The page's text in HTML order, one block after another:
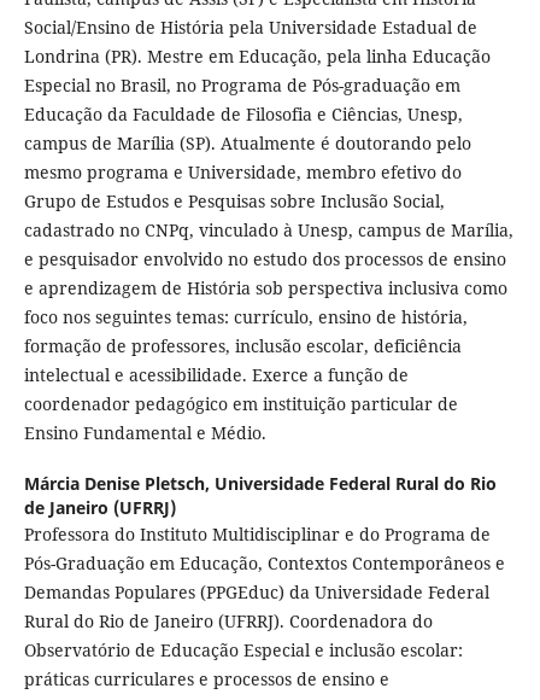
Social/Ensino de História pela Universidade Estadual de
Londrina (PR). Mestre em Educação, pela linha Educação
Especial no Brasil, no Programa de Pós-graduação em
Educação da Faculdade de Filosofia e Ciências, Unesp,
campus de Marília (SP). Atualmente é doutorando pelo
mesmo programa e Universidade, membro efetivo do
Grupo de Estudos e Pesquisas sobre Inclusão Social,
cadastrado no CNPq, vinculado à Unesp, campus de Marília,
e pesquisador envolvido no estudo dos processos de ensino
e aprendizagem de História sob perspectiva inclusiva como
foco nos seguintes temas: currículo, ensino de história,
formação de professores, inclusão escolar, deficiência
intelectual e acessibilidade. Exerce a função de
coordenador pedagógico em instituição particular de
Ensino Fundamental e Médio.
Márcia Denise Pletsch, Universidade Federal Rural do Rio
de Janeiro (UFRRJ)
Professora do Instituto Multidisciplinar e do Programa de
Pós-Graduação em Educação, Contextos Contemporâneos e
Demandas Populares (PPGEduc) da Universidade Federal
Rural do Rio de Janeiro (UFRRJ). Coordenadora do
Observatório de Educação Especial e inclusão escolar:
práticas curriculares e processos de ensino e